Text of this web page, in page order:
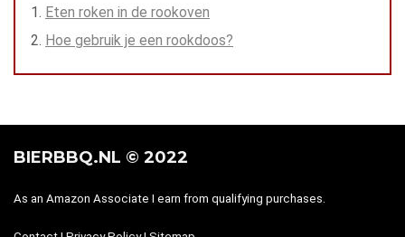
Eten roken in de rookoven
Hoe gebruik je een rookdoos?
BIERBBQ.NL © 2022
As an Amazon Associate I earn from qualifying purchases.